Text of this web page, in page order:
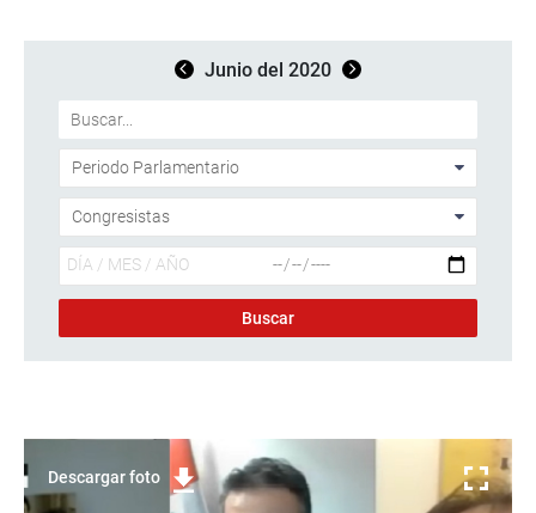
Junio del 2020
Descargar foto